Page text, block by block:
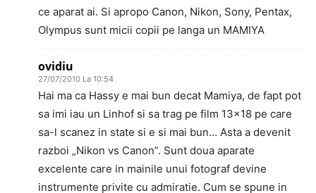
ce aparat ai. Si apropo Canon, Nikon, Sony, Pentax,
Olympus sunt micii copii pe langa un MAMIYA
ovidiu
27/07/2010 La 10:54
Hai ma ca Hassy e mai bun decat Mamiya, de fapt pot
sa imi iau un Linhof si sa trag pe film 13×18 pe care
sa-l scanez in state si e si mai bun… Asta a devenit
razboi „Nikon vs Canon”. Sunt doua aparate
excelente care in mainile unui fotograf devine
instrumente privite cu admiratie. Cum se spune in